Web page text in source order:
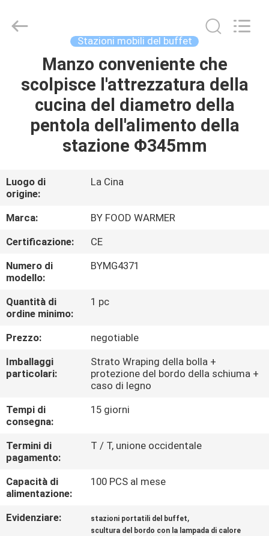
CASA
PRODOTTI
CIRCA
GIRO
DELLA
FABBRICA
CONTROLLO
DI
QUALITÀ
CONTATTICI
UNA
MAPPA
DEL
SITO
Hardware
Products
Stazioni mobili del buffet
Manzo conveniente che
scolpisce l'attrezzatura della
cucina del diametro della
pentola dell'alimento della
stazione Φ345mm
Luogo di
origine:
La Cina
Marca:
BY FOOD WARMER
Certificazione:
CE
Numero di
modello:
BYMG4371
Quantità di
ordine minimo:
1 pc
Prezzo:
negotiable
Imballaggi
particolari:
Strato Wraping della bolla +
protezione del bordo della schiuma +
caso di legno
Tempi di
consegna:
15 giorni
Termini di
pagamento:
T / T, unione occidentale
Capacità di
alimentazione:
100 PCS al mese
Evidenziare: stazioni portatili del buffet,
scultura del bordo con la lampada di calore